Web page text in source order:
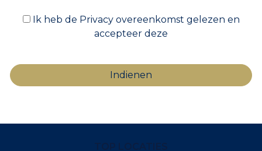
Ik heb de Privacy overeenkomst gelezen en
accepteer deze